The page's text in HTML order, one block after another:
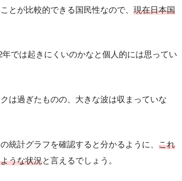
とが比較的できる国民性なので、 現在日本国
年では起きにくいのかなと個人的には思ってい
は過ぎたものの、大きな波は収まっていな
統計グラフを確認すると分かるように、 これ
うな状況と言えるでしょう。